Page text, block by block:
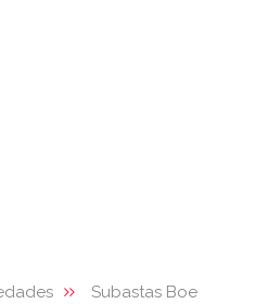
Subastas Boe